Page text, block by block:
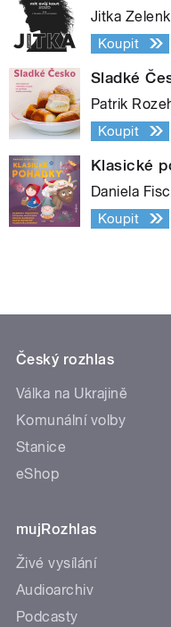
Jitka
Koupit
Sladké
Patrik
Koupit
Klasické
Daniela
Koupit
Český rozhlas
Válka na Ukrajině
Komunální volby
Stanice
eShop
mujRozhlas
Živé vysílání
Audioarchiv
Podcasty